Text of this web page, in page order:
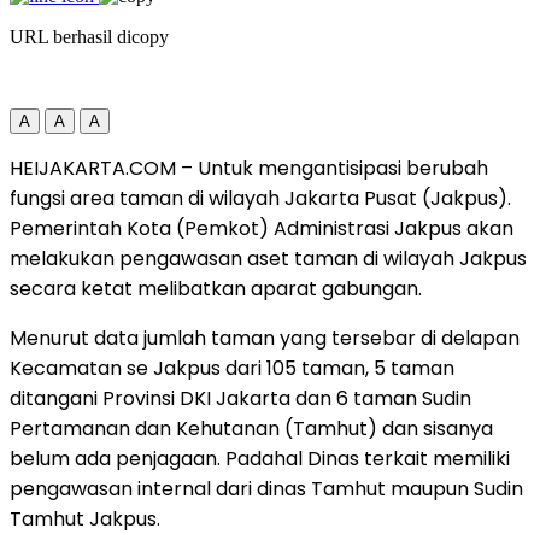
URL berhasil dicopy
A A A
HEIJAKARTA.COM – Untuk mengantisipasi berubah
fungsi area taman di wilayah Jakarta Pusat (Jakpus).
Pemerintah Kota (Pemkot) Administrasi Jakpus akan
melakukan pengawasan aset taman di wilayah Jakpus
secara ketat melibatkan aparat gabungan.
Menurut data jumlah taman yang tersebar di delapan
Kecamatan se Jakpus dari 105 taman, 5 taman
ditangani Provinsi DKI Jakarta dan 6 taman Sudin
Pertamanan dan Kehutanan (Tamhut) dan sisanya
belum ada penjagaan. Padahal Dinas terkait memiliki
pengawasan internal dari dinas Tamhut maupun Sudin
Tamhut Jakpus.